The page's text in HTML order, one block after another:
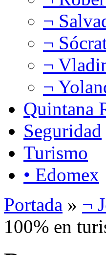
¬
¬
¬
¬
Quintana
Seguridad
Turismo
• Edomex
Portada » ¬
100% en